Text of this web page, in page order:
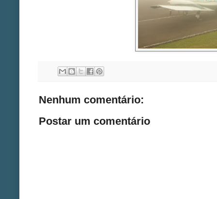
Nenhum comentário:
Postar um comentário